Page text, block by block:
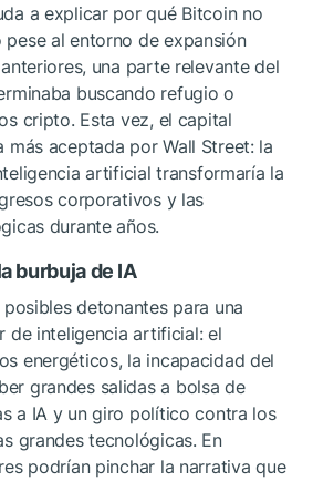
a explicar por qué Bitcoin no
al entorno de expansión
una parte relevante del
buscando refugio o
cripto. Esta vez, el capital
más aceptada por Wall Street: la
artificial transformaría la
corporativos y las
durante años.
burbuja de IA
detonantes para una
de inteligencia artificial: el
energéticos, la incapacidad del
grandes salidas a bolsa de
a IA y un giro político contra los
grandes tecnológicas. En
podrían pinchar la narrativa que